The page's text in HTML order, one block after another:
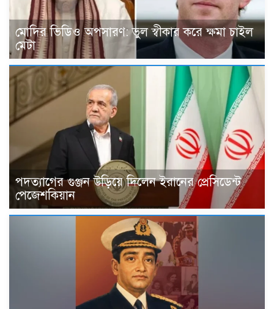
মোদির ভিডিও অপসারণ: ভুল স্বীকার করে ক্ষমা চাইল
মেটা
পদত্যাগের গুঞ্জন উড়িয়ে দিলেন ইরানের প্রেসিডেন্ট
পেজেশকিয়ান